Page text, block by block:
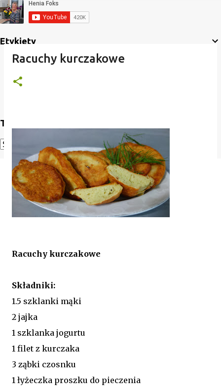
Etykiety
Translate
Powered by Translate
Racuchy kurczakowe
Racuchy kurczakowe
Składniki:
1.5 szklanki mąki
2 jajka
1 szklanka jogurtu
1 filet z kurczaka
3 ząbki czosnku
1 łyżeczka proszku do pieczenia